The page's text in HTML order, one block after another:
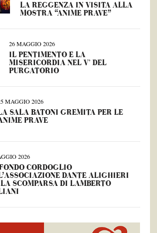
LA REGGENZA IN VISITA ALLA
MOSTRA “ANIME PRAVE”
26 MAGGIO 2026
IL PENTIMENTO E LA
MISERICORDIA NEL V° DEL
PURGATORIO
MAGGIO 2026
SALA BATONI GREMITA PER LE
PRAVE
2026
CORDOGLIO
DANTE ALIGHIERI
SCOMPARSA DI LAMBERTO